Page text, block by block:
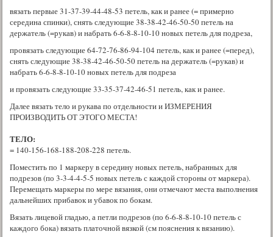
вязать первые 31-37-39-44-48-53 петель, как и ранее (= примерно
середина спинки), снять следующие 38-38-42-46-50-50 петель на
держатель (=рукав) и набрать 6-6-8-8-10-10 новых петель для подреза,
провязать следующие 64-72-76-86-94-104 петель, как и ранее (=перед),
снять следующие 38-38-42-46-50-50 петель на держатель (=рукав) и
набрать 6-6-8-8-10-10 новых петель для подреза
и провязать следующие 33-35-37-42-46-51 петель, как и ранее.
Далее вязать тело и рукава по отдельности и ИЗМЕРЕНИЯ
ПРОИЗВОДИТЬ ОТ ЭТОГО МЕСТА!
ТЕЛО:
= 140-156-168-188-208-228 петель.
Поместить по 1 маркеру в середину новых петель, набранных для
подрезов (по 3-3-4-4-5-5 новых петель с каждой стороны от маркера).
Перемещать маркеры по мере вязания, они отмечают места выполнения
дальнейших прибавок и убавок по бокам.
Вязать лицевой гладью, а петли подрезов (по 6-6-8-8-10-10 петель с
каждого бока) вязать платочной вязкой (см пояснения к вязанию).